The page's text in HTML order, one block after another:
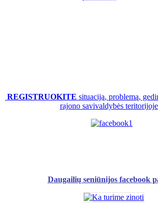
REGISTRUOKITE situaciją, problemą,
rajono savivaldybės
Daugailių seniūnijos facebook